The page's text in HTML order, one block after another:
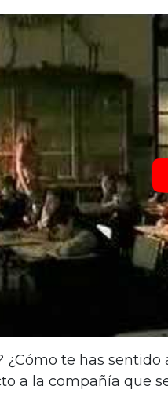
¿Cómo te has
a la compañía que